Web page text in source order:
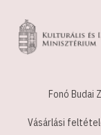
Fonó Budai
Vásárlási